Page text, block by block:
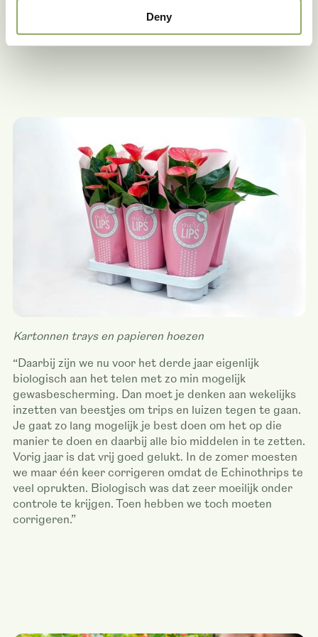
Deny
maar dat doen we nog niet.”
Kartonnen trays en papieren hoezen
“Daarbij zijn we nu voor het derde jaar eigenlijk
biologisch aan het telen met zo min mogelijk
gewasbescherming. Dan moet je denken aan wekelijks
inzetten van beestjes om trips en luizen tegen te gaan.
Je gaat zo lang mogelijk je best doen om het op die
manier te doen en daarbij alle bio middelen in te zetten.
Vorig jaar is dat vrij goed gelukt. In de zomer moesten
we maar één keer corrigeren omdat de Echinothrips te
veel oprukten. Biologisch was dat zeer moeilijk onder
controle te krijgen. Toen hebben we toch moeten
corrigeren.”